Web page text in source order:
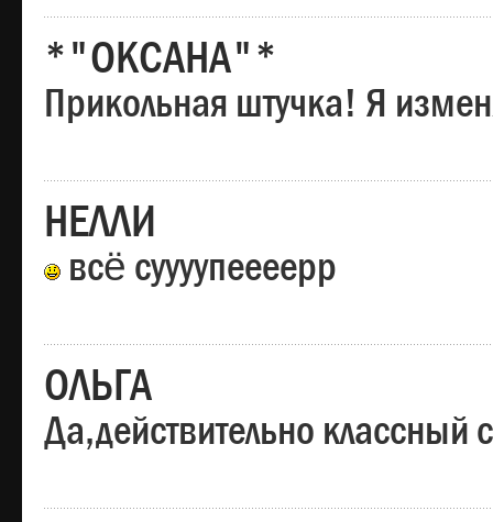
*"ОКСАНА"*
Прикольная штучка! Я
НЕЛЛИ
всё суууупеееерр
ОЛЬГА
Да,действительно классный